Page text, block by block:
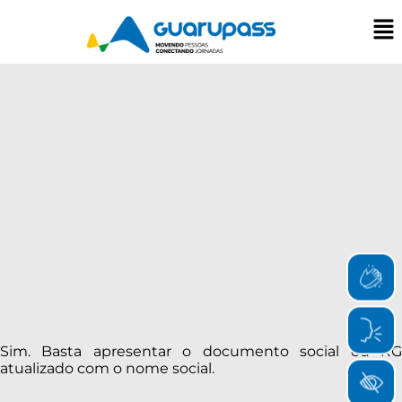
Sim. Basta apresentar o documento social ou RG
atualizado com o nome social.